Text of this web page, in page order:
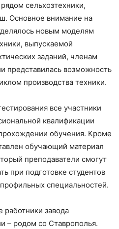
сельхозтехники,
Основное внимание на
новым моделям
выпускаемой
заданий, членам
представилась возможность
производства техники.
все участники
квалификации
обучения. Кроме
обучающий материал
преподаватели смогут
при подготовке студентов
специальностей.
работники завода
– родом со Ставрополья.